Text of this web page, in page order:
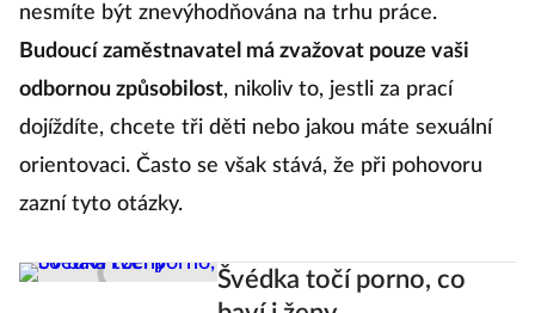
nesmíte být znevýhodňována na trhu práce.
Budoucí zaměstnavatel má zvažovat pouze vaši
odbornou způsobilost, nikoliv to, jestli za prací
dojíždíte, chcete tři děti nebo jakou máte sexuální
orientovaci. Často se však stává, že při pohovoru
zazní tyto otázky.
Švédka točí porno, co